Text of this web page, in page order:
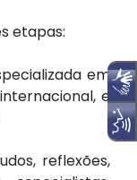
etapas:
em
e
reflexões,